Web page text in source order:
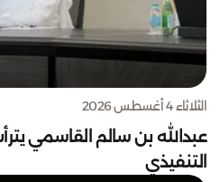
الثلاثاء 4 أغسطس 2026
عبدالله بن سالم القاسمي
التنفيذي